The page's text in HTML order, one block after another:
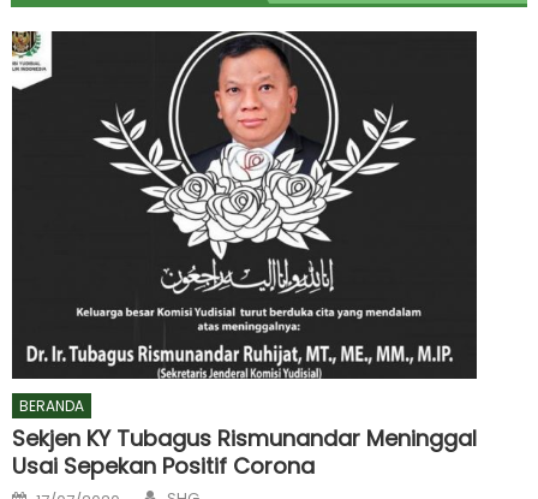
BERANDA
Sekjen KY Tubagus Rismunandar Meninggal
Usai Sepekan Positif Corona
Author